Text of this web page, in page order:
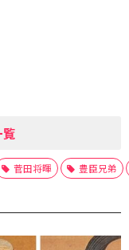
菅田将暉 豊臣兄弟